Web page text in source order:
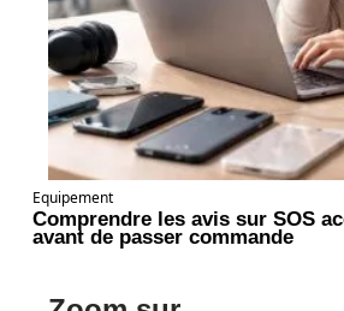
Equipement
Comprendre les avis sur SOS
avant de passer commande